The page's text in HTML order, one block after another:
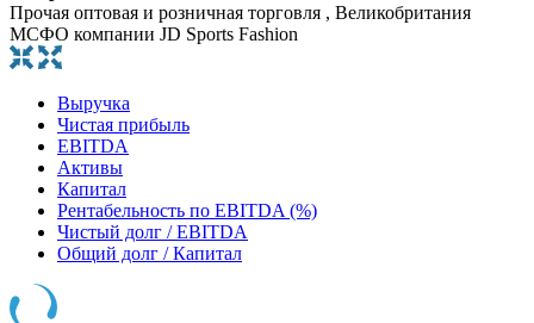
Прочая оптовая и розничная торговля , Великобритания
МСФО компании JD Sports Fashion
Выручка
Чистая прибыль
EBITDA
Активы
Капитал
Рентабельность по EBITDA (%)
Чистый долг / EBITDA
Общий долг / Капитал